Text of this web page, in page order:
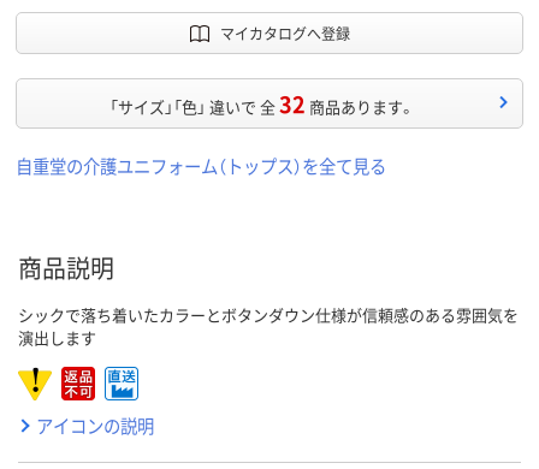
マイカタログへ登録
「サイズ」「色」 違いで 全32 商品あります。
自重堂の介護ユニフォーム（トップス）を全て見る
商品説明
シックで落ち着いたカラーとボタンダウン仕様が信頼感のある雰囲気を
演出します
アイコンの説明